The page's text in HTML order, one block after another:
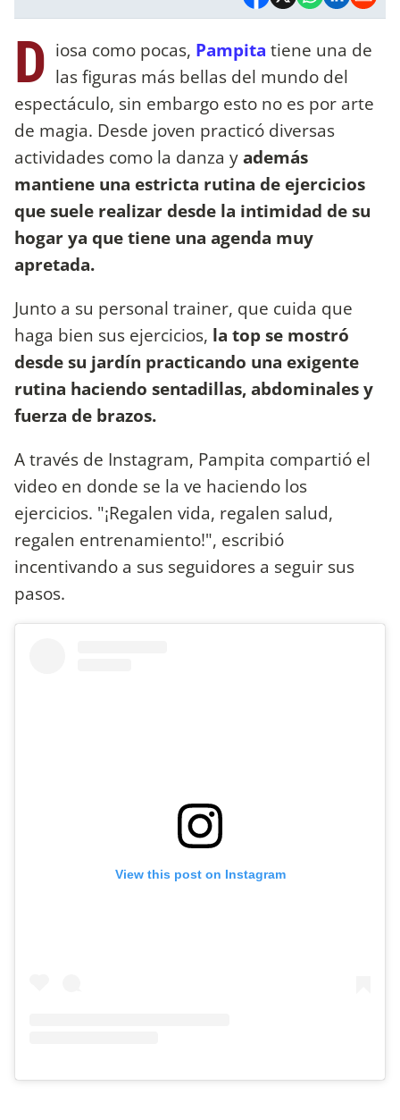
D iosa como pocas, Pampita tiene una de
las figuras más bellas del mundo del
espectáculo, sin embargo esto no es por arte
de magia. Desde joven practicó diversas
actividades como la danza yademás
mantiene una estricta rutina de ejercicios
que suele realizar desde la intimidad de su
hogar ya que tiene una agenda muy
apretada.
Junto a su personal trainer, que cuida que
haga bien sus ejercicios, la top se mostró
desde su jardín practicando una exigente
rutina haciendo sentadillas, abdominales y
fuerza de brazos.
A través de Instagram, Pampita compartió el
video en donde se la ve haciendo los
ejercicios. "¡Regalen vida, regalen salud,
regalen entrenamiento!", escribió
incentivando a sus seguidores a seguir sus
pasos.
View this post on Instagram